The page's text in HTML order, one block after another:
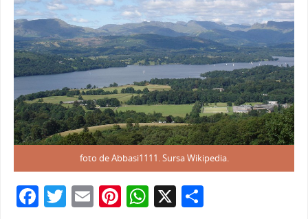
foto de Abbasi1111. Sursa Wikipedia.
F T E Pi W X P